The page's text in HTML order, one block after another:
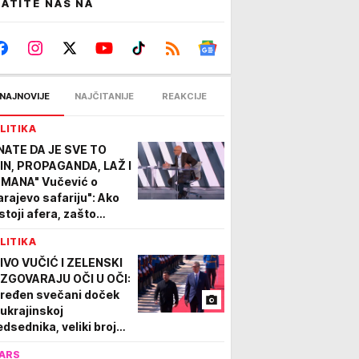
NAS NA
NAJNOVIJE NAJČITANIJE REAKCIJE
DA JE SVE TO
PROPAGANDA, LAŽ I
Vučević o
safariju": Ako
afera, zašto
licu pravde?
VUČIĆ I ZELENSKI
OČI U OČI:
svečani doček
veliki broj